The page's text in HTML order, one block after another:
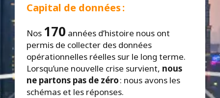
Capital de données :
Nos 170 années d’histoire nous ont
permis de collecter des données
opérationnelles réelles sur le long terme.
Lorsqu’une nouvelle crise survient, nous
ne partons pas de zéro: nous avons les
schémas et les réponses.